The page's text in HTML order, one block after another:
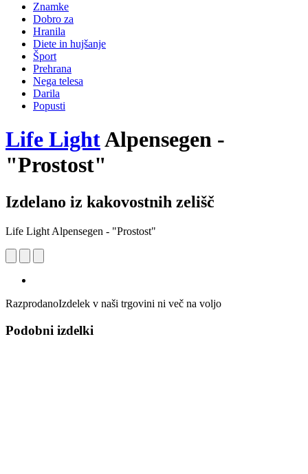
Znamke
Dobro za
Hranila
Diete in hujšanje
Šport
Prehrana
Nega telesa
Darila
Popusti
Life LightAlpensegen -
"Prostost"
Izdelano iz kakovostnih zelišč
Life Light Alpensegen - "Prostost"
RazprodanoIzdelek v naši trgovini ni več na voljo
Podobni izdelki